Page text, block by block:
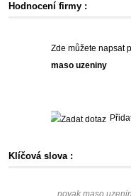
Hodnocení firmy :
Zde můžete napsat
maso uzeniny
Klíčová slova :